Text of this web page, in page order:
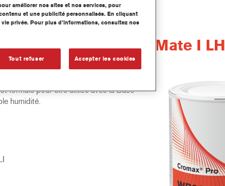
Pro Liant Base Mate I LH
formulé pour être utilisé avec la Base
humidité.
améliorer nos sites et nos services, pour
et une publicité personnalisés. En cliquant
privée. Pour plus d’informations, consultez nos
Tout refuser Accepter les cookies